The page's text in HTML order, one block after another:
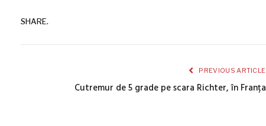
SHARE.
PREVIOUS ARTICLE
Cutremur de 5 grade pe scara Richter, în Franța